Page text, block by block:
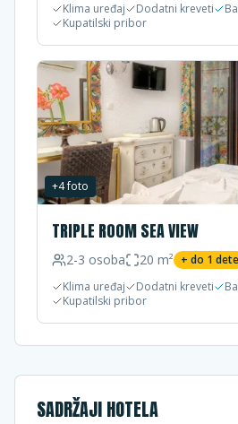
Klima uređaj
Dodatni kreveti
Kupatilski pribor
+4foto
TRIPLE ROOM SEA VIEW
2-3 osoba 20 m² + do 1 dete
Klima uređaj
Dodatni kreveti
Kupatilski pribor
SADRŽAJI HOTELA